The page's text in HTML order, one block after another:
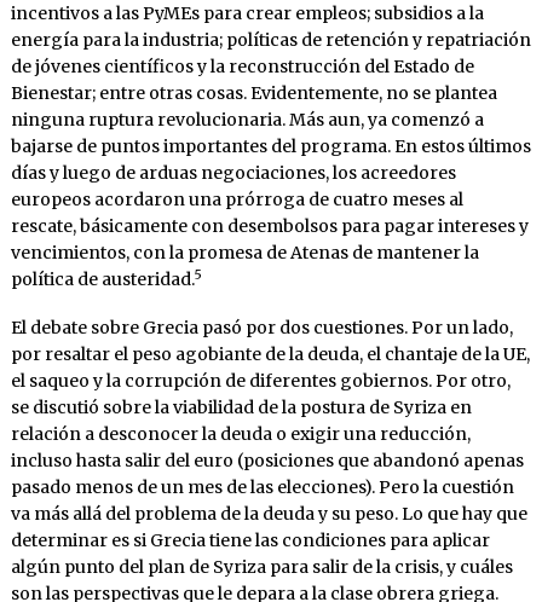
incentivos a las PyMEs para crear empleos; subsidios a la
energía para la industria; políticas de retención y repatriación
de jóvenes científicos y la recons­trucción del Estado de
Bienestar; entre otras cosas. Evidentemente, no se plantea
ninguna ruptura revolucionaria. Más aun, ya comenzó a
bajarse de puntos importantes del programa. En estos últimos
días y luego de arduas nego­ciaciones, los acreedores
europeos acordaron una prórroga de cuatro meses al
rescate, bási­camente con desembolsos para pagar intereses y
vencimientos, con la promesa de Atenas de mantener la
política de austeridad.5
El debate sobre Grecia pasó por dos cuestiones. Por un lado,
por resaltar el peso agobiante de la deuda, el chantaje de la UE,
el saqueo y la corrupción de diferentes gobiernos. Por otro,
se discutió sobre la viabilidad de la postura de Syriza en
relación a desconocer la deuda o exi­gir una reducción,
incluso hasta salir del euro (posiciones que abandonó apenas
pasado me­nos de un mes de las elecciones). Pero la cues­tión
va más allá del problema de la deuda y su peso. Lo que hay que
determinar es si Grecia tiene las condiciones para aplicar
algún punto del plan de Syriza para salir de la crisis, y cuá­les
son las perspectivas que le depara a la clase obrera griega.